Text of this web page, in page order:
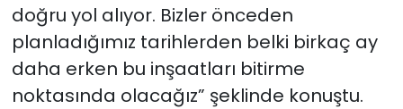
doğru yol alıyor. Bizler önceden
planladığımız tarihlerden belki birkaç ay
daha erken bu inşaatları bitirme
noktasında olacağız” şeklinde konuştu.